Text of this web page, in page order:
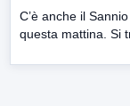
C’è anche il
questa mattina. Si